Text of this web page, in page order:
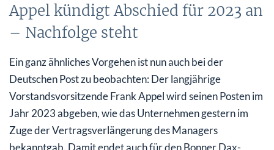
Appel kündigt Abschied für 2023 an
– Nachfolge steht
Ein ganz ähnliches Vorgehen ist nun auch bei der
Deutschen Post zu beobachten: Der langjährige
Vorstandsvorsitzende Frank Appel wird seinen Posten im
Jahr 2023 abgeben, wie das Unternehmen gestern im
Zuge der Vertragsverlängerung des Managers
bekanntgab. Damit endet auch für den Bonner Dax-